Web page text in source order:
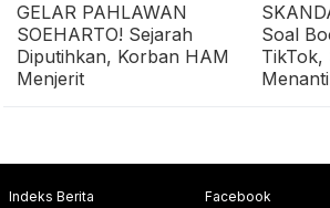
GELAR PAHLAWAN
SOEHARTO! Sejarah
Diputihkan, Korban HAM
Menjerit
Soal
TikTok,
Indeks Berita
Facebook